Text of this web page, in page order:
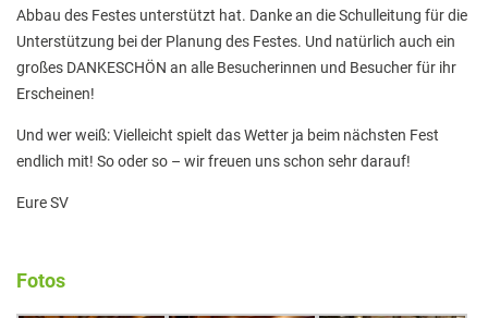
Individuelle Förderung
Hausaufgabenbetreuung und Förderung am
Nachmittag
Sprachen- und Leseförderung
Abbau des Festes unterstützt hat. Danke an die Schulleitung für die
Unterstützung bei der Planung des Festes. Und natürlich auch ein
großes DANKESCHÖN an alle Besucherinnen und Besucher für ihr
Erscheinen!
Und wer weiß: Vielleicht spielt das Wetter ja beim nächsten Fest
endlich mit! So oder so – wir freuen uns schon sehr darauf!
Eure SV
Fotos